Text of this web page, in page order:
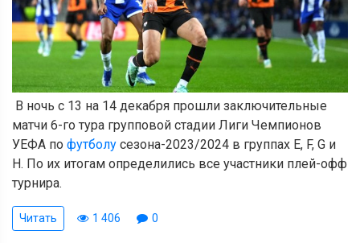
В ночь с 13 на 14 декабря прошли заключительные
матчи 6-го тура групповой стадии Лиги Чемпионов
УЕФА по футболу сезона-2023/2024 в группах E, F, G и
H. По их итогам определились все участники плей-офф
турнира.
Читать 1 406 0